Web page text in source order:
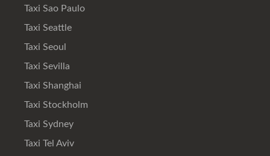
Taxi Sao Paulo
Taxi Seattle
Taxi Seoul
Taxi Sevilla
Taxi Shanghai
Taxi Stockholm
Taxi Sydney
Taxi Tel Aviv